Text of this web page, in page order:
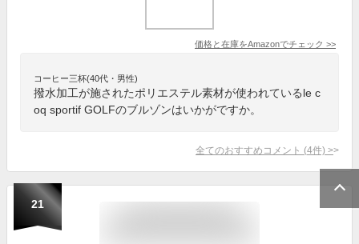
価格と在庫をAmazonでチェック >>
コーヒー三杯(40代・男性)
撥水加工が施されたポリエステル素材が使われているle c
oq sportif GOLFのブルゾンはいかがですか。
全てのおすすめコメント (4件) >
21